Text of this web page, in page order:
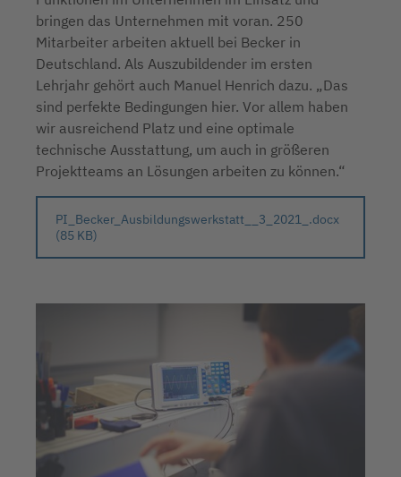
bringen das Unternehmen mit voran. 250
Mitarbeiter arbeiten aktuell bei Becker in
Deutschland. Als Auszubildender im ersten
Lehrjahr gehört auch Manuel Henrich dazu. „Das
sind perfekte Bedingungen hier. Vor allem haben
wir ausreichend Platz und eine optimale
technische Ausstattung, um auch in größeren
Projektteams an Lösungen arbeiten zu können.“
PI_Becker_Ausbildungswerkstatt__3_2021_.docx
(85 KB)